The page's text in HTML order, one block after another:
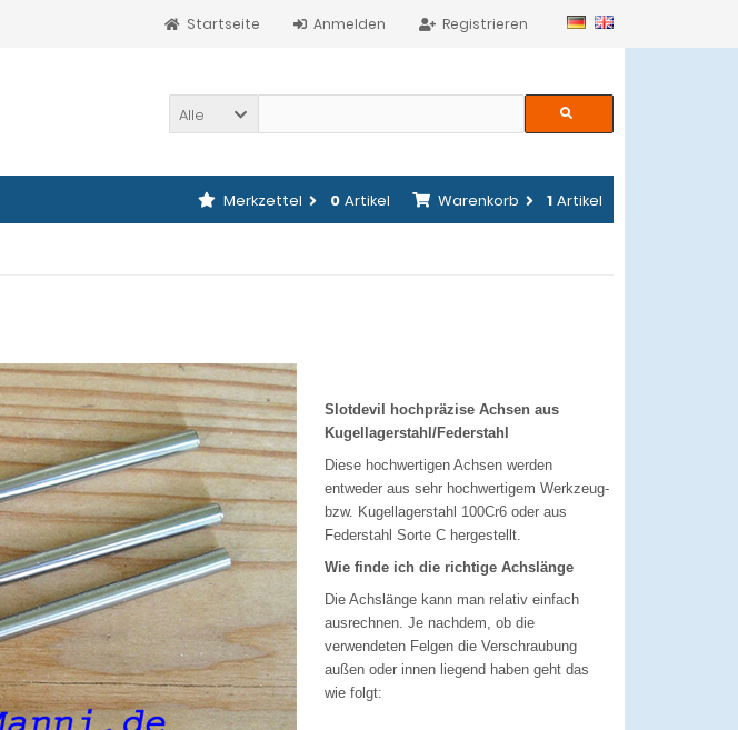
Registrieren
Anmelden
Startseite
Alle
Warenkorb 1 Artikel
Merkzettel 0 Artikel
Slotdevil hochpräzise Achsen aus
Kugellagerstahl/Federstahl
Diese hochwertigen Achsen werden
entweder aus sehr hochwertigem Werkzeug-
bzw. Kugellagerstahl 100Cr6 oder aus
Federstahl Sorte C hergestellt.
Wie finde ich die richtige Achslänge
Die Achslänge kann man relativ einfach
ausrechnen. Je nachdem, ob die
verwendeten Felgen die Verschraubung
außen oder innen liegend haben geht das
wie folgt: